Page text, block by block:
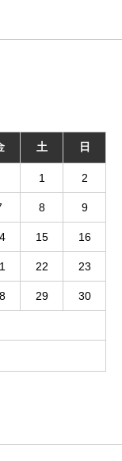
土 日
1 2
8 9
15 16
22 23
29 30